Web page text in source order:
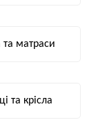
та матраси
та крісла